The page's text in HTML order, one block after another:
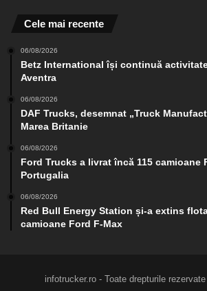
Cele mai recente
06/08/2026
Betz International își continuă
Aventra
06/08/2026
DAF Trucks, desemnat „Truck
Marea Britanie
06/08/2026
Ford Trucks a livrat încă 115 camioane
Portugalia
06/08/2026
Red Bull Energy Station și-a extins
camioane Ford F-Max
infotrucker.ro - Toate drepturile